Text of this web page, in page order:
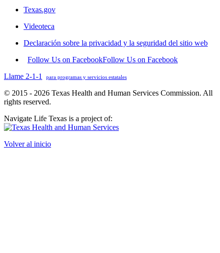
Texas.gov
Videoteca
Declaración sobre la privacidad y la seguridad del sitio web
Follow Us on FacebookFollow Us on Facebook
Llame 2-1-1
para programas y servicios estatales
© 2015 - 2026 Texas Health and Human Services Commission. All
rights reserved.
Navigate Life Texas is a project of:
Volver al inicio